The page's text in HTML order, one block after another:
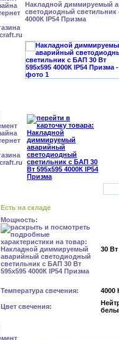
Накладной диммируемый
светодиодный светильник
4000К IP54 Призма
Есть на складе
Мощность:
30 Вт
Температура свечения: 4000
Цвет свечения: